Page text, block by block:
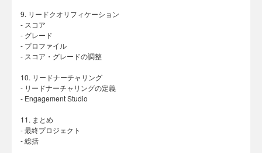
9. リードクオリフィケーション
- スコア
- グレード
- プロファイル
- スコア・グレードの調整
10. リードナーチャリング
- リードナーチャリングの定義
- Engagement Studio
11. まとめ
- 最終プロジェクト
- 総括